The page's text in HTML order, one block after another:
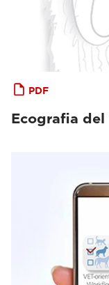
PDF
Ecografia